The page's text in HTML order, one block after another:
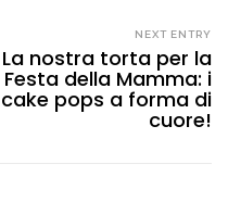
NEXT ENTRY
La nostra torta per la
Festa della Mamma: i
cake pops a forma di
cuore!